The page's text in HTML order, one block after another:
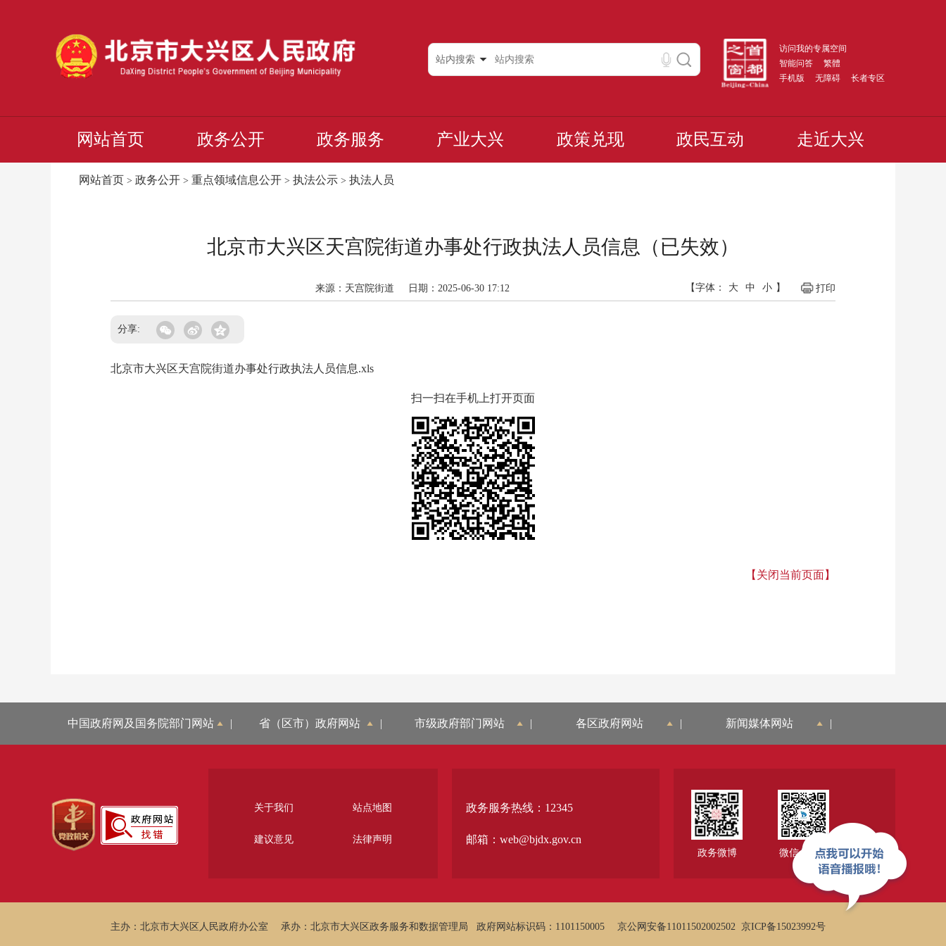
访问我的专属空间
智能问答
繁體
手机版
无障碍 长者专区
站内搜索
网站首页 政务公开 政务服务 产业大兴 政策兑现 政民互动 走近大兴
网站首页 > 政务公开 > 重点领域信息公开 > 执法公示 > 执法人员
北京市大兴区天宫院街道办事处行政执法人员信息（已失效）
来源：天宫院街道 日期：2025-06-30 17:12 打印
【字体： 大 中 小 】
分享:
北京市大兴区天宫院街道办事处行政执法人员信息.xls
扫一扫在手机上打开页面
【关闭当前页面】
中国政府网及国务院部门网站 | 省（区市）政府网站 | 市级政府部门网站 | 各区政府网站 | 新闻媒体网站 |
关于我们 站点地图
建议意见 法律声明
政务服务热线：12345
邮箱：web@bjdx.gov.cn
政务微博 微信公众号
主办：北京市大兴区人民政府办公室 承办：北京市大兴区政务服务和数据管理局 政府网站标识码：1101150005 京公网安备11011502002502 京ICP备15023992号